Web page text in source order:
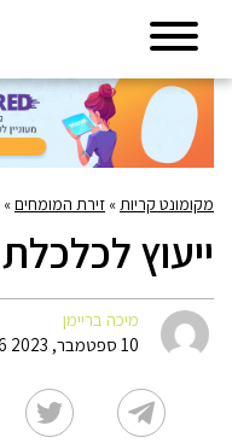
מקומונט קריות » זירת המומחים»
ייעוץ
מיכה בריימן
10 ספטמבר, 2023 14:16